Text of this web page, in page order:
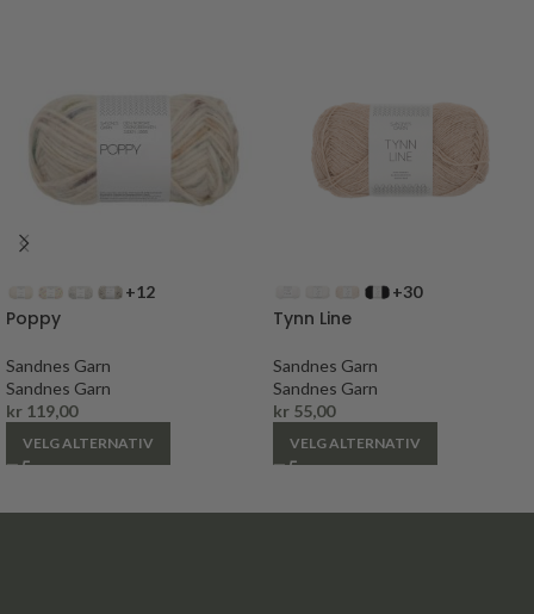
+12
Poppy
Sandnes Garn
Sandnes Garn
kr 119,00
VELG ALTERNATIV
+30
Tynn Line
Sandnes Garn
Sandnes Garn
kr 55,00
VELG ALTERNATIV